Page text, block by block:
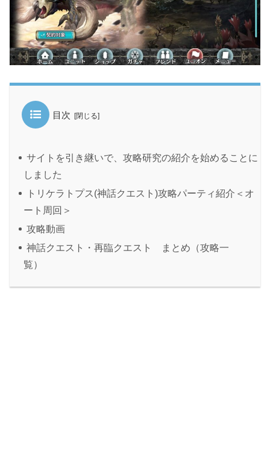
目次
サイトを引き継いで、攻略研究の紹介を始めることに
しました
トリケラトプス(神話クエスト)攻略パーティ紹介＜オ
ート周回＞
攻略動画
神話クエスト・再臨クエスト まとめ（攻略一
覧）